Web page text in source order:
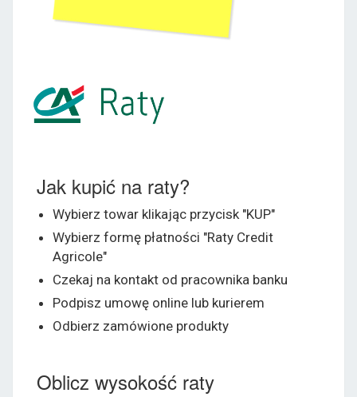
Jak kupić na raty?
Wybierz towar klikając przycisk "KUP"
Wybierz formę płatności "Raty Credit
Agricole"
Czekaj na kontakt od pracownika banku
Podpisz umowę online lub kurierem
Odbierz zamówione produkty
Oblicz wysokość raty